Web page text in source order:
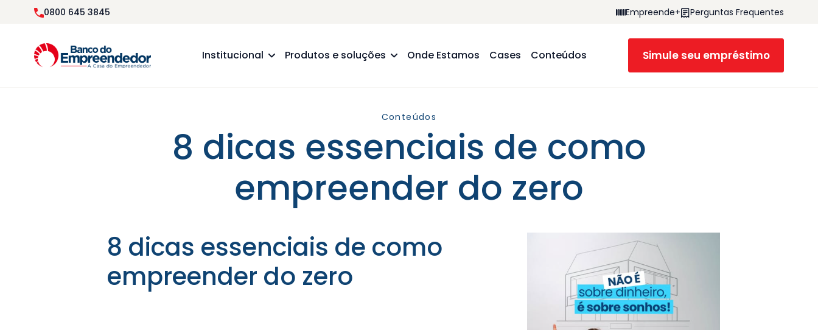
0800 645 3845 Empreende+ Perguntas Frequentes
Institucional Produtos e soluções Onde Estamos Cases Conteúdos Simule seu empréstimo
Conteúdos
8 dicas essenciais de como
empreender do zero
8 dicas essenciais de como
empreender do zero